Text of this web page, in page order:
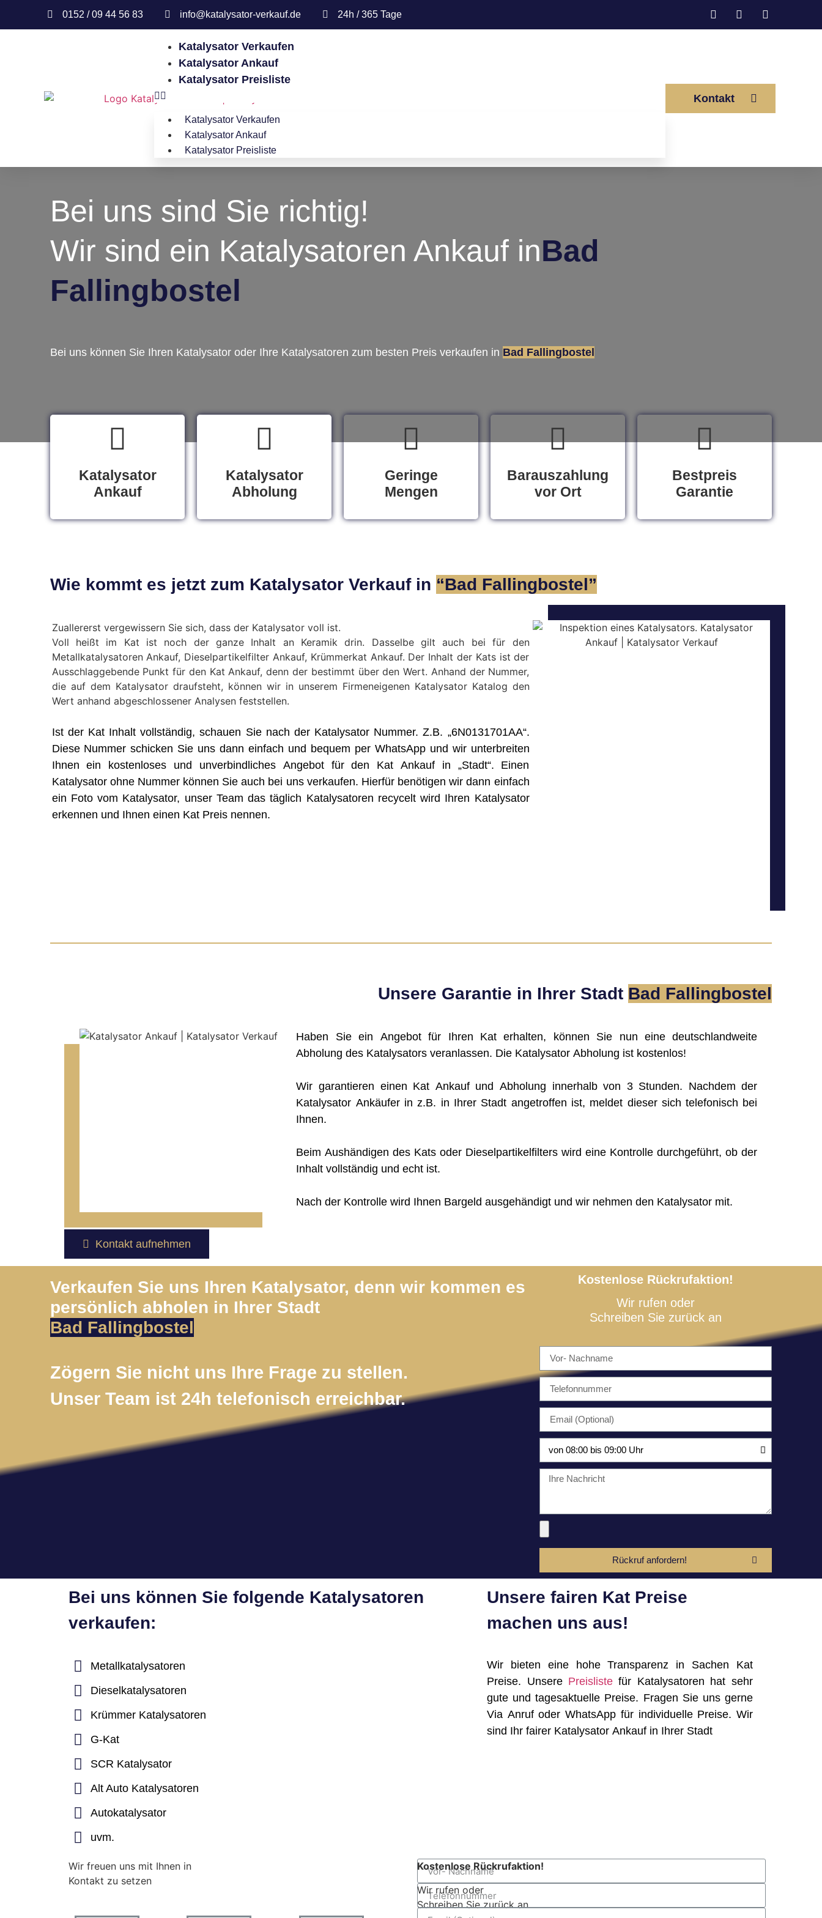
0152 / 09 44 56 83 info@katalysator-verkauf.de 24h / 365 Tage
Katalysator Verkaufen
Katalysator Ankauf
Katalysator Preisliste
Katalysator Verkaufen
Katalysator Ankauf
Katalysator Preisliste
Kontakt
Bei uns sind Sie richtig!
Wir sind ein Katalysatoren Ankauf inBad
Fallingbostel
Bei uns können Sie Ihren Katalysator oder Ihre Katalysatoren zum besten Preis verkaufen in Bad Fallingbostel
Katalysator
Ankauf
Katalysator
Abholung
Geringe
Mengen
Barauszahlung
vor Ort
Bestpreis
Garantie
Wie kommt es jetzt zum Katalysator Verkauf in “Bad Fallingbostel”
Zuallererst vergewissern Sie sich, dass der Katalysator voll ist.
Voll heißt im Kat ist noch der ganze Inhalt an Keramik drin. Dasselbe gilt auch bei für den
Metallkatalysatoren Ankauf, Dieselpartikelfilter Ankauf, Krümmerkat Ankauf. Der Inhalt der Kats ist der
Ausschlaggebende Punkt für den Kat Ankauf, denn der bestimmt über den Wert. Anhand der Nummer,
die auf dem Katalysator draufsteht, können wir in unserem Firmeneigenen Katalysator Katalog den
Wert anhand abgeschlossener Analysen feststellen.
Ist der Kat Inhalt vollständig, schauen Sie nach der Katalysator Nummer. Z.B. „6N0131701AA“.
Diese Nummer schicken Sie uns dann einfach und bequem per WhatsApp und wir unterbreiten
Ihnen ein kostenloses und unverbindliches Angebot für den Kat Ankauf in „Stadt“. Einen
Katalysator ohne Nummer können Sie auch bei uns verkaufen. Hierfür benötigen wir dann einfach
ein Foto vom Katalysator, unser Team das täglich Katalysatoren recycelt wird Ihren Katalysator
erkennen und Ihnen einen Kat Preis nennen.
Unsere Garantie in Ihrer Stadt Bad Fallingbostel
Kontakt aufnehmen
Haben Sie ein Angebot für Ihren Kat erhalten, können Sie nun eine deutschlandweite
Abholung des Katalysators veranlassen. Die Katalysator Abholung ist kostenlos!
Wir garantieren einen Kat Ankauf und Abholung innerhalb von 3 Stunden. Nachdem der
Katalysator Ankäufer in z.B. in Ihrer Stadt angetroffen ist, meldet dieser sich telefonisch bei
Ihnen.
Beim Aushändigen des Kats oder Dieselpartikelfilters wird eine Kontrolle durchgeführt, ob der
Inhalt vollständig und echt ist.
Nach der Kontrolle wird Ihnen Bargeld ausgehändigt und wir nehmen den Katalysator mit.
Verkaufen Sie uns Ihren Katalysator, denn wir kommen es
persönlich abholen in Ihrer Stadt
Bad Fallingbostel
Zögern Sie nicht uns Ihre Frage zu stellen.
Unser Team ist 24h telefonisch erreichbar.
Kostenlose Rückrufaktion!
Wir rufen oder
Schreiben Sie zurück an
Rückruf anfordern!
Bei uns können Sie folgende Katalysatoren
verkaufen:
Metallkatalysatoren
Dieselkatalysatoren
Krümmer Katalysatoren
G-Kat
SCR Katalysator
Alt Auto Katalysatoren
Autokatalysator
uvm.
Unsere fairen Kat Preise
machen uns aus!
Wir bieten eine hohe Transparenz in Sachen Kat
Preise. Unsere Preisliste für Katalysatoren hat sehr
gute und tagesaktuelle Preise. Fragen Sie uns gerne
Via Anruf oder WhatsApp für individuelle Preise. Wir
sind Ihr fairer Katalysator Ankauf in Ihrer Stadt
Wir freuen uns mit Ihnen in
Kontakt zu setzen
Kostenlose Rückrufaktion!
Wir rufen oder
Schreiben Sie zurück an